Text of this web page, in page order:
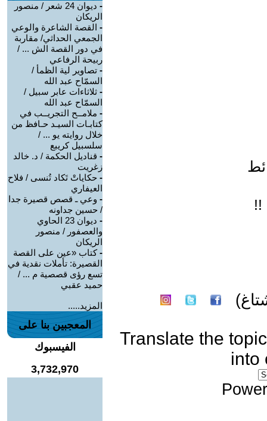
!!
Translate the topic
into
-
ديوان 24 شعر / منصور
الريكان
- القصة الشاعرة والوعي
الجمعي الحداثي/ مقاربة
في دور القصة الش ... /
ربيحة الرفاعي
- تصاوير لية الظمأ /
السمّاح عبد الله
- ثلاثاءات عابر سبيل /
السمّاح عبد الله
- ملامــح التجريــب في
كتابـات السيـد حـافظ من
خلال روايته يو ... /
سلسبيل كريبع
- قناديل الحكمة / د. خالد
زغريت
- حكاياتْ تَكاد تُنسى / فلاح
العيفاري
- وعي ـ قصص قصيرة جدا
/ حسين جداونه
-
ديوان 23 الحاوي
والعصفور / منصور
الريكان
-كتاب «عين على القصة
القصيرة: تأملات نقدية في
تسع رؤى قصصية م ... /
حميد عقبي
المزيد.....
المعجبين بنا على
الفيسبوك
3,732,970